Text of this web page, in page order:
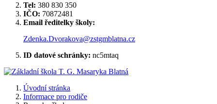
Tel: 380 830 350
IČO: 70872481
Email ředitelky školy:
Zdenka.Dvorakova@zstgmblatna.cz
ID datové schránky: nc5mtaq
Úvodní stránka
Informace pro rodiče